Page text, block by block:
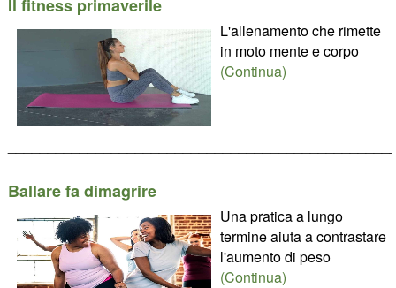
Il fitness primaverile
L'allenamento che rimette
in moto mente e corpo
(Continua)
Ballare fa dimagrire
Una pratica a lungo
termine aiuta a contrastare
l'aumento di peso
(Continua)